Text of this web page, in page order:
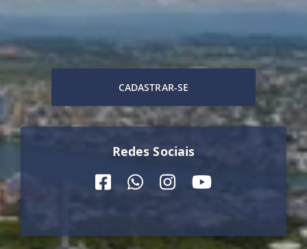
CADASTRAR-SE
Redes Sociais